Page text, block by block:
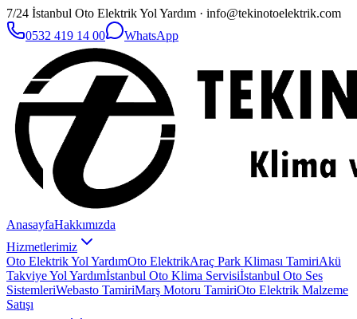
7/24 İstanbul Oto Elektrik Yol Yardım · info@tekinotoelektrik.com
0532 419 14 00
WhatsApp
AnasayfaHakkımızda
Hizmetlerimiz
Oto Elektrik Yol YardımOto ElektrikAraç Park Kliması TamiriAkü
Takviye Yol Yardımİstanbul Oto Klima Servisiİstanbul Oto Ses
SistemleriWebasto TamiriMarş Motoru TamiriOto Elektrik Malzeme
Satışı